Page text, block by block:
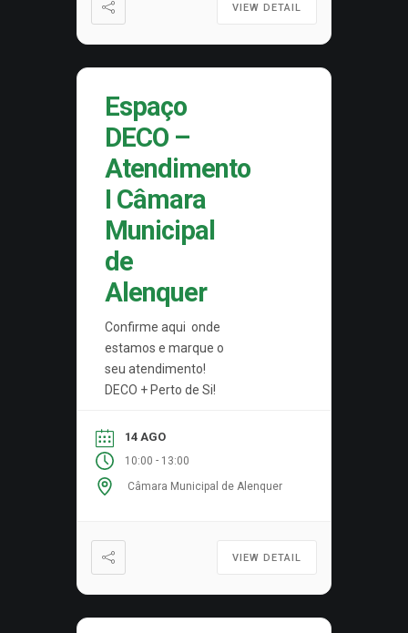
VIEW DETAIL
Espaço
DECO –
Atendimento
I Câmara
Municipal
de
Alenquer
Confirme aqui onde
estamos e marque o
seu atendimento!
DECO + Perto de Si!
14 AGO
10:00 - 13:00
Câmara Municipal de Alenquer
VIEW DETAIL